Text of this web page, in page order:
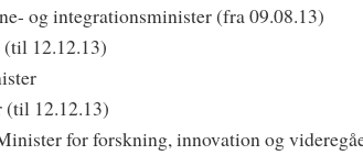
og integrationsminister (fra 09.08.13)
12.12.13)
(til 12.12.13)
for forskning, innovation og